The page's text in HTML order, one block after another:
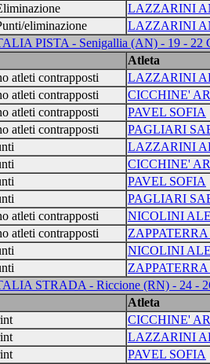
LAZZARINI
eliminazione
LAZZARINI
PISTA - Senigallia (AN) - 19 - 22
Atleta
atleti contrapposti
LAZZARINI
atleti contrapposti
CICCHINE'
atleti contrapposti
PAVEL SOFIA
atleti contrapposti
PAGLIARI
LAZZARINI
CICCHINE'
PAVEL SOFIA
PAGLIARI
atleti contrapposti
NICOLINI
atleti contrapposti
NICOLINI
STRADA - Riccione (RN) - 24 -
Atleta
CICCHINE'
LAZZARINI
PAVEL SOFIA